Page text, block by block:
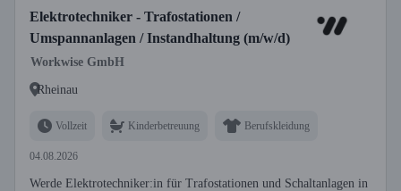
Elektrotechniker - Trafostationen /
Umspannanlagen / Instandhaltung (m/w/d)
Workwise GmbH
Rheinau
Vollzeit Kinderbetreuung Berufskleidung
04.08.2026
Werde Elektrotechniker:in für Trafostationen und Schaltanlagen in